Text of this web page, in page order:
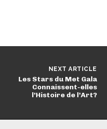
NEXT ARTICLE
Les Stars du Met Gala
Connaissent-elles
l’Histoire de l’Art?